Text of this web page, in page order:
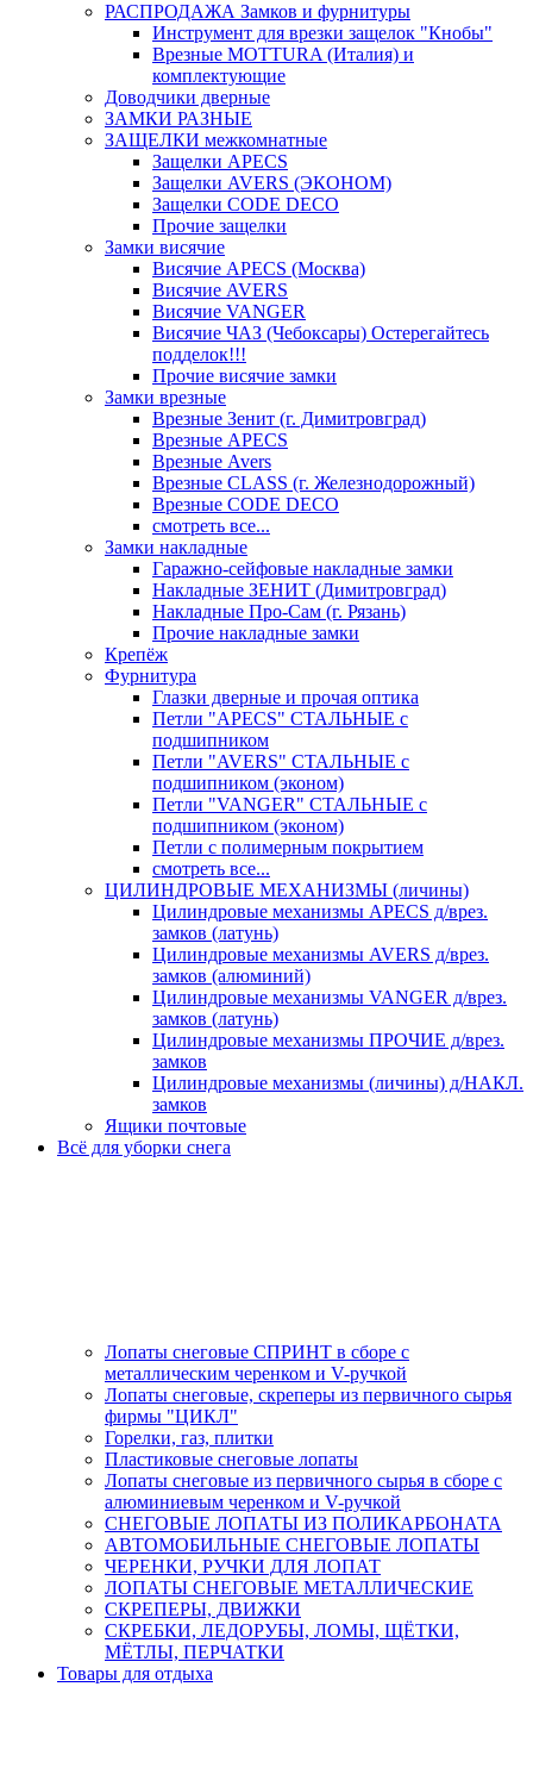
РАСПРОДАЖА Замков и фурнитуры
Инструмент для врезки защелок "Кнобы"
Врезные MOTTURA (Италия) и
комплектующие
Доводчики дверные
ЗАМКИ РАЗНЫЕ
ЗАЩЕЛКИ межкомнатные
Защелки APECS
Защелки AVERS (ЭКОНОМ)
Защелки CODE DECO
Прочие защелки
Замки висячие
Висячие APECS (Москва)
Висячие AVERS
Висячие VANGER
Висячие ЧАЗ (Чебоксары) Остерегайтесь
подделок!!!
Прочие висячие замки
Замки врезные
Врезные Зенит (г. Димитровград)
Врезные APECS
Врезные Avers
Врезные CLASS (г. Железнодорожный)
Врезные CODE DECO
смотреть все...
Замки накладные
Гаражно-сейфовые накладные замки
Накладные ЗЕНИТ (Димитровград)
Накладные Про-Сам (г. Рязань)
Прочие накладные замки
Крепёж
Фурнитура
Глазки дверные и прочая оптика
Петли "APECS" СТАЛЬНЫЕ с
подшипником
Петли "AVERS" СТАЛЬНЫЕ с
подшипником (эконом)
Петли "VANGER" СТАЛЬНЫЕ с
подшипником (эконом)
Петли с полимерным покрытием
смотреть все...
ЦИЛИНДРОВЫЕ МЕХАНИЗМЫ (личины)
Цилиндровые механизмы APECS д/врез.
замков (латунь)
Цилиндровые механизмы AVERS д/врез.
замков (алюминий)
Цилиндровые механизмы VANGER д/врез.
замков (латунь)
Цилиндровые механизмы ПРОЧИЕ д/врез.
замков
Цилиндровые механизмы (личины) д/НАКЛ.
замков
Ящики почтовые
Всё для уборки снега
Лопаты снеговые СПРИНТ в сборе с
металлическим черенком и V-ручкой
Лопаты снеговые, скреперы из первичного сырья
фирмы "ЦИКЛ"
Горелки, газ, плитки
Пластиковые снеговые лопаты
Лопаты снеговые из первичного сырья в сборе с
алюминиевым черенком и V-ручкой
СНЕГОВЫЕ ЛОПАТЫ ИЗ ПОЛИКАРБОНАТА
АВТОМОБИЛЬНЫЕ СНЕГОВЫЕ ЛОПАТЫ
ЧЕРЕНКИ, РУЧКИ ДЛЯ ЛОПАТ
ЛОПАТЫ СНЕГОВЫЕ МЕТАЛЛИЧЕСКИЕ
СКРЕПЕРЫ, ДВИЖКИ
СКРЕБКИ, ЛЕДОРУБЫ, ЛОМЫ, ЩЁТКИ,
МЁТЛЫ, ПЕРЧАТКИ
Товары для отдыха